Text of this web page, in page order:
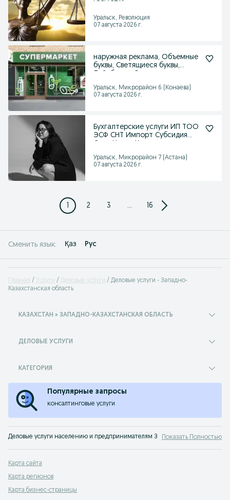
Уральск, Революция
07 августа 2026 г.
наружная реклама, Объемные
буквы, Светящиеся буквы,
Уральск, Микрорайон 6 (Конаева)
07 августа 2026 г.
Бухгалтерские услуги ИП ТОО
ЭСФ СНТ Импорт Субсидия
Уральск, Микрорайон 7 (Астана)
07 августа 2026 г.
1 2 3 ... 16
Сменить язык: Қаз Рус
Главная Услуги Деловые услуги
Деловые услуги - Западно-
Казахстанская область
КАЗАХСТАН » ЗАПАДНО-КАЗАХСТАНСКАЯ ОБЛАСТЬ
ДЕЛОВЫЕ УСЛУГИ
КАТЕГОРИЯ
Популярные запросы
консалтинговые услуги
Деловые услуги населению и предпринимателям Западно-Казахстанская
Показать Полностью
Карта сайта
Карта регионов
Карта бизнес-страницы